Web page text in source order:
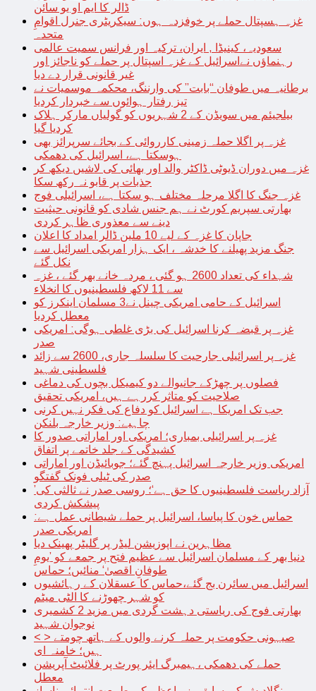
ڈالر کا ایم او یو سائن
غزہ ہسپتال حملے پر خوفزدہ ہوں: سیکریٹری جنرل اقوامِ
متحدہ
سعودیہ، کینیڈا , ایران، ترکیہ اور فرانس سمیت عالمی
رہنماؤں نےاسرائیل کے غزہ اسپتال پر حملے کو ناجائز اور
غیر قانونی قرار دے دیا
برطانیہ میں طوفان “بابت” کی وارننگ، محکمہ موسمیات نے
تیز رفتار ہوائوں سے خبردار کردیا
بیلجیئم میں سویڈن کے 2 شہریوں کو گولیاں مارکر ہلاک
کردیا گیا
غزہ پر اگلا حملہ زمینی کارروائی کے بجائے سرپرائز بھی
ہوسکتا ہے، اسرائیل کی دھمکی
غزہ میں دوران ڈیوٹی ڈاکٹر والد اور بھائی کی لاشیں دیکھ کر
جذبات پر قابو نہ رکھ سکا
غزہ جنگ کا اگلا مرحلہ مختلف ہو سکتا ہے، اسرائیلی فوج
بھارتی سپریم کورٹ نے ہم جنس شادی کو قانونی حیثیت
دینے سے معذوری ظاہر کردی
جاپان کا غزہ کے لیے 10 ملین ڈالر امداد کا اعلان
جنگ مزید پھیلنے کا خدشہ ، ایک ہزار امریکی اسرائیل سے
نکل گئے
شہداء کی تعداد 2600 ہو گئی ، مردہ خانے بھر گئے ، غزہ
سے 11 لاکھ فلسطینیوں کا انخلاء
اسرائیل کے حامی امریکی چینل نے3 مسلمان اینکرز کو
معطل کردیا
غزہ پر قبضہ کرنا اسرائیل کی بڑی غلطی ہوگی: امریکی
صدر
غزہ پر اسرائیلی جارحیت کا سلسلہ جاری، 2600 سے زائد
فلسطینی شہید
فصلوں پر چھڑکے جانیوالے دو کیمیکل بچوں کی دماغی
صلاحیت کو متاثر کررہے ہیں، امریکی تحقیق
جب تک امریکا ہے اسرائیل کو دفاع کی فکر نہیں کرنی
چاہیے: وزیر خارجہ بلنکن
غزہ پر اسرائیلی بمباری؛ امریکی اور اماراتی صدور کا
کشیدگی کے جلد خاتمے پر اتفاق
امریکی وزیر خارجہ اسرائیل پہنچ گئے؛ جوبائیڈن اور اماراتی
صدر کی ٹیلی فونک گفتگو
’آزاد ریاست فلسطینیوں کا حق ہے‘؛ روسی صدر نے ثالثی کی
پیشکش کردی
حماس خون کا پیاسا، اسرائیل پر حملے شیطانی عمل ہے:
امریکی صدر
مظاہرین نے اپوزیشن لیڈر پر گلیٹر پھینک دیا
دنیا بھر کے مسلمان اسرائیل سے عظیم فتح پر جمعے کو ’یومِ
طوفانِ اقصیٰ‘ منائیں؛ حماس
اسرائیل میں سائرن بج گئے،حماس کا عسقلان کے رہائشیوں
کو شہر چھوڑنے کا الٹی میٹم
بھارتی فوج کی ریاستی دہشت گردی میں مزید 2 کشمیری
نوجوان شہید
< > صیہونی حکومت پر حملہ کرنے والوں کے ہاتھ چومتے
ہیں؛ خامنہ ای
حملے کی دھمکی ،ہیمبرگ ایئر پورٹ پر فلائیٹ آپریشن
معطل